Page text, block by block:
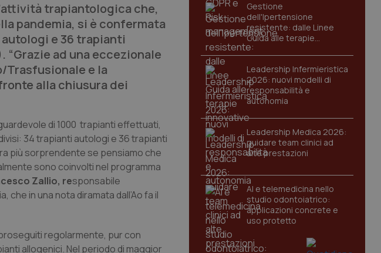
trapiantologica che,
pandemia, si è confermata
e 36 trapianti
ad una eccezionale
Trasfusionale e la
alla chiusura dei
di 1000 trapianti effettuati,
34 trapianti autologi e 36 trapianti
più sorprendente se pensiamo che
sono coinvolti nel programma
Zallio, responsabile
che in una nota diramata dall’Ao fa il
regolarmente, pur con
allogenici. Nel periodo di maggior
Gestione
dell'Ipertensione
resistente: dalle Linee
Guida alle terapie
innovative
Leadership Infermieristica
2026: nuovi modelli di
responsabilità e
autonomia
Leadership Medica 2026:
guidare team clinici ad
alte prestazioni
AI e telemedicina nello
studio odontoiatrico:
applicazioni concrete e
uso protetto